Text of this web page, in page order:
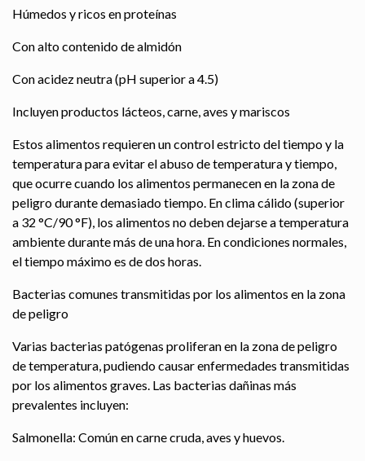
Húmedos y ricos en proteínas
Con alto contenido de almidón
Con acidez neutra (pH superior a 4.5)
Incluyen productos lácteos, carne, aves y mariscos
Estos alimentos requieren un control estricto del tiempo y la
temperatura para evitar el abuso de temperatura y tiempo,
que ocurre cuando los alimentos permanecen en la zona de
peligro durante demasiado tiempo. En clima cálido (superior
a 32 °C/90 °F), los alimentos no deben dejarse a temperatura
ambiente durante más de una hora. En condiciones normales,
el tiempo máximo es de dos horas.
Bacterias comunes transmitidas por los alimentos en la zona
de peligro
Varias bacterias patógenas proliferan en la zona de peligro
de temperatura, pudiendo causar enfermedades transmitidas
por los alimentos graves. Las bacterias dañinas más
prevalentes incluyen:
Salmonella: Común en carne cruda, aves y huevos.